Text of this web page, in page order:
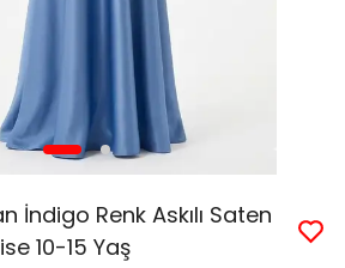
İndigo Renk Askılı Saten
10-15 Yaş